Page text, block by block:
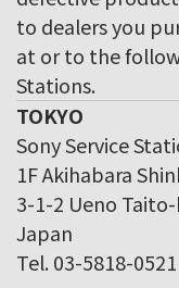
to dealers you
at or to the
Stations.
TOKYO
Sony Service
1F Akihabara
3-1-2 Ueno
Japan
Tel. 03-5818-0521